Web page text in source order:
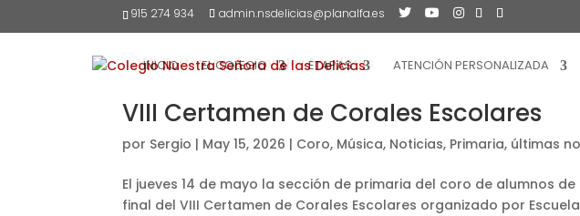
915 274 934 admin.nsdelicias@planalfa.es
INICIO EL COLEGIO ETAPAS ATENCIÓN PERSONALIZADA
VIII Certamen de Corales Escolares
por Sergio | May 15, 2026 | Coro, Música, Noticias, Primaria, últimas
El jueves 14 de mayo la sección de primaria del coro de alumnos
final del VIII Certamen de Corales Escolares organizado por